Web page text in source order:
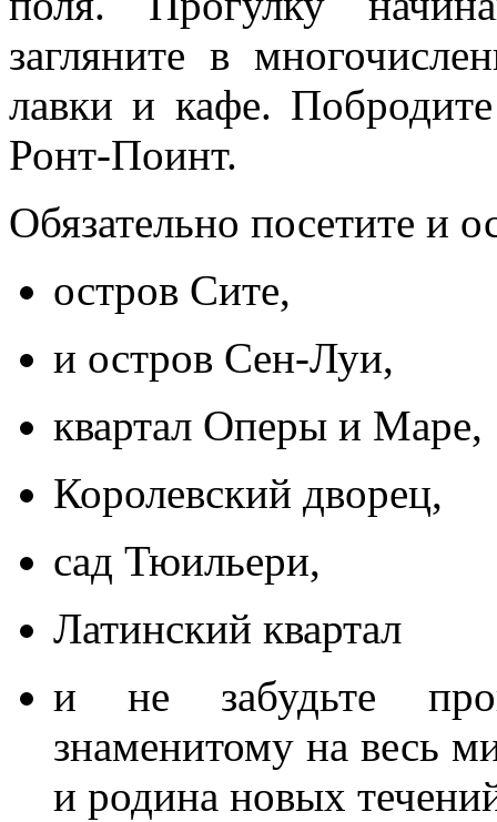
загляните в
лавки и кафе.
Ронт-Поинт.
Обязательно посетите и
остров Сите,
и остров Сен-Луи,
квартал Оперы и Маре,
Королевский дворец,
сад Тюильери,
Латинский квартал
и не забудьте
знаменитому на весь
и родина новых